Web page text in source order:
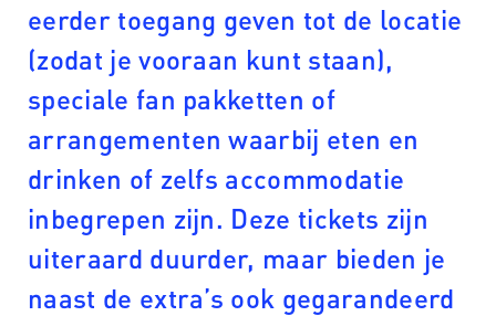
eerder toegang geven tot de locatie
(zodat je vooraan kunt staan),
speciale fan pakketten of
arrangementen waarbij eten en
drinken of zelfs accommodatie
inbegrepen zijn. Deze tickets zijn
uiteraard duurder, maar bieden je
naast de extra’s ook gegarandeerd